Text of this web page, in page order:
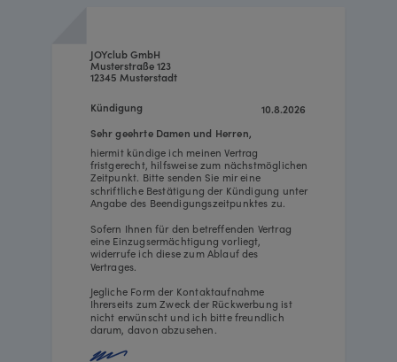
10.8.2026
JOYclub GmbH
Musterstraße 123
12345 Musterstadt
hiermit kündige ich meinen Vertrag
fristgerecht, hilfsweise zum nächstmöglichen
Zeitpunkt. Bitte senden Sie mir eine
schriftliche Bestätigung der Kündigung unter
Angabe des Beendigungszeitpunktes zu.
Sofern Ihnen für den betreffenden Vertrag
eine Einzugsermächtigung vorliegt,
widerrufe ich diese zum Ablauf des
Vertrages.
Jegliche Form der Kontaktaufnahme
Ihrerseits zum Zweck der Rückwerbung ist
nicht erwünscht und ich bitte freundlich
darum, davon abzusehen.
Sehr geehrte Damen und Herren,
Kündigung